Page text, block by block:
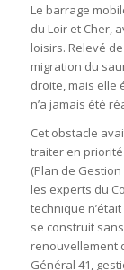
Le barrage
du Loir et Cher,
loisirs. Relevé
migration du
droite, mais elle
n’a jamais été
Cet obstacle
traiter en
(Plan de Gestion
les experts du
technique
se construit
renouvellement
Général 41,